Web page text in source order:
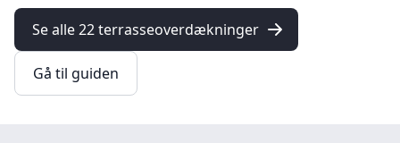
Se alle 22 terrasseoverdækninger
Gå til guiden